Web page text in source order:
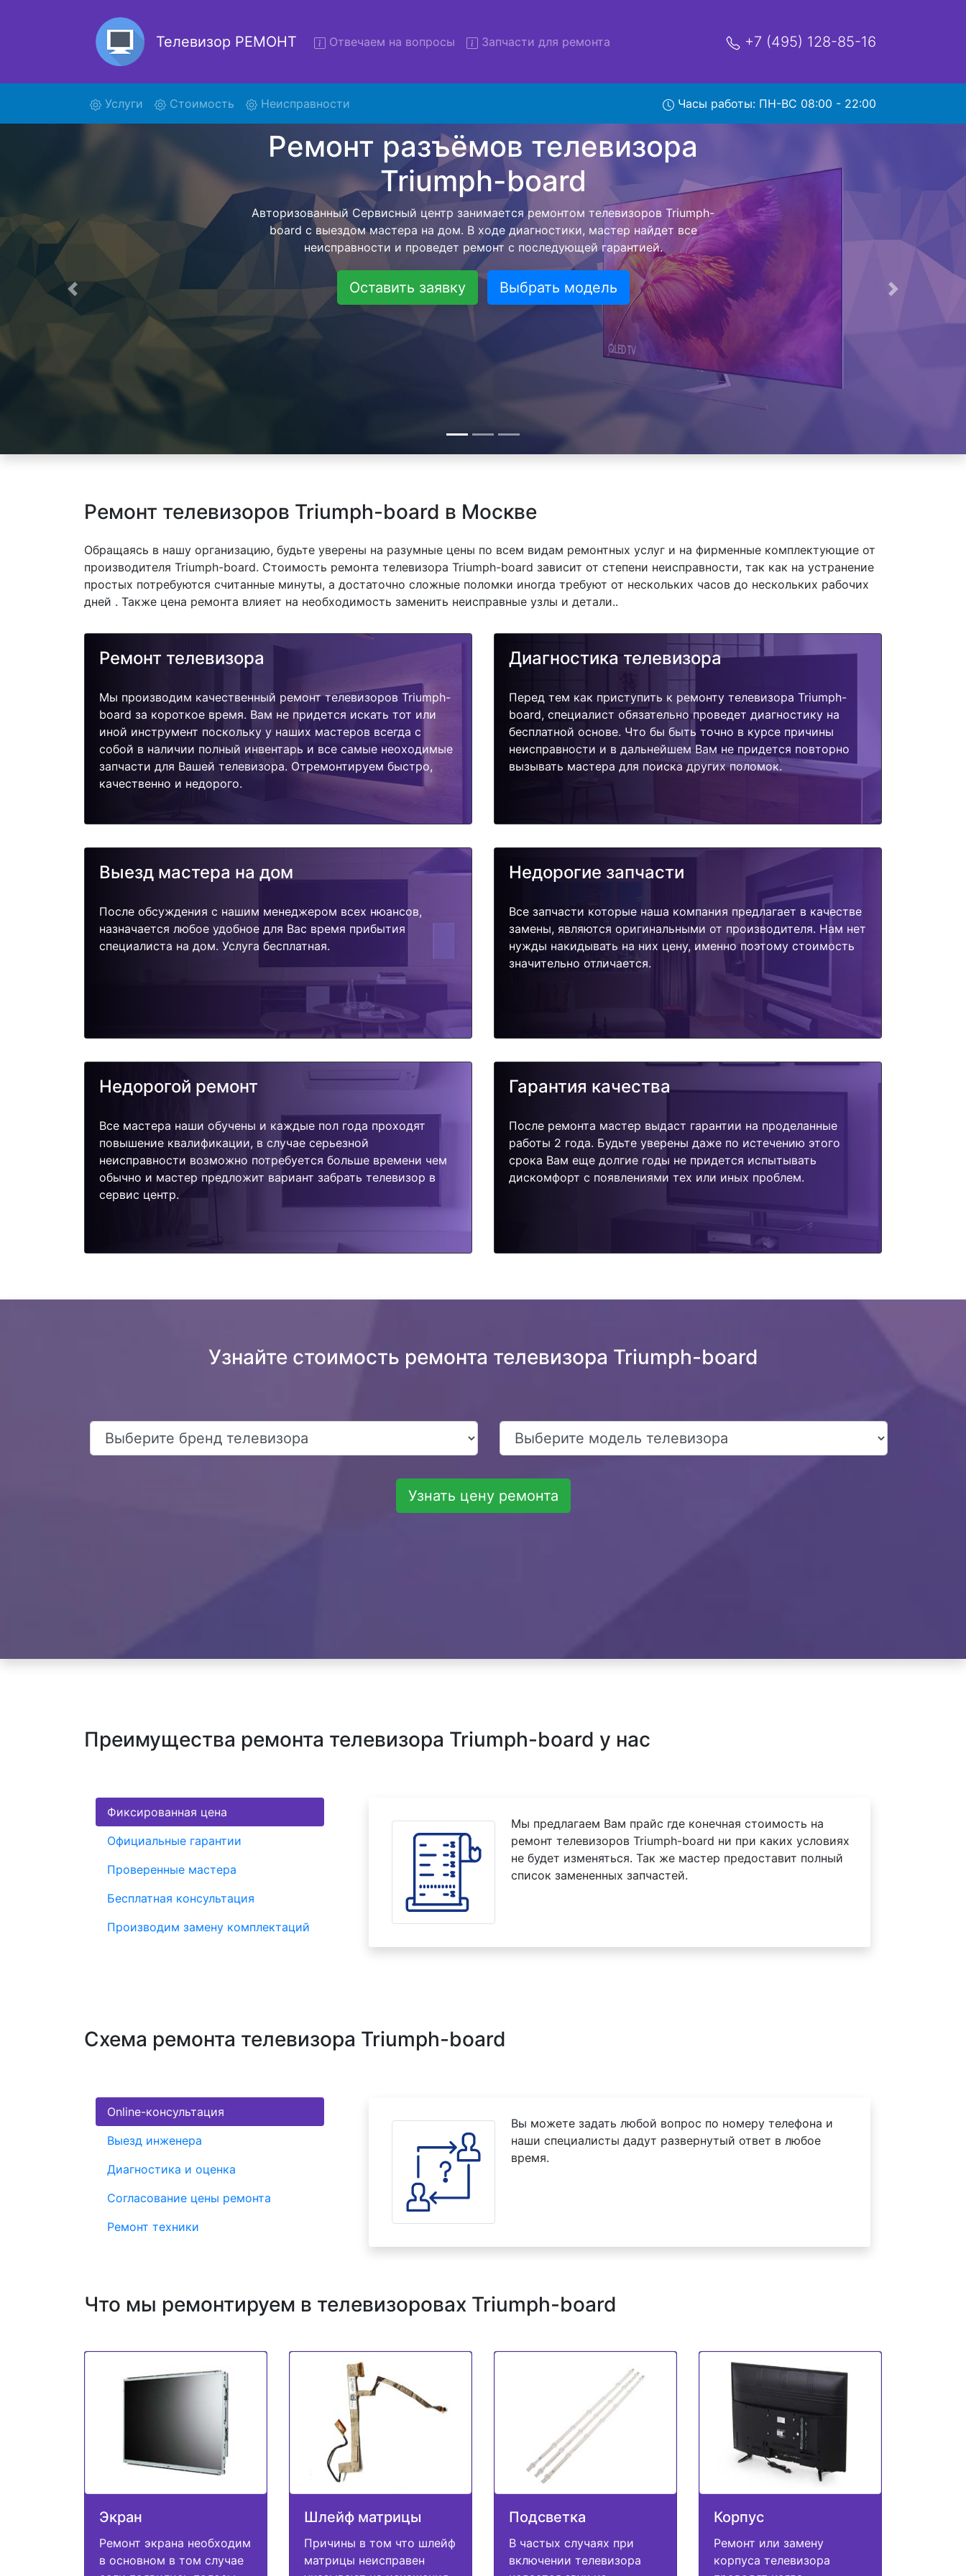
Телевизор РЕМОНТ Отвечаем на вопросы Запчасти для ремонта +7 (495) 128-85-16
Услуги (current)Стоимость Неисправности Часы работы: ПН-ВС 08:00 - 22:00
Ремонт телевизоров Triumph-board с
вывозом в сервис
Ремонт телевизоров Triumph-board с вывозом в сервисный центр и обратно - с
помощью нашей бесплатной услуги, специалист заберет Ваш телевизор для
дальнейшего более детального ремонта. Оговоренная стоимость ремонта
останется неизменно при возвращении видеотехники обратно.
Оставить заявку Выбрать модель
Предыдущая Следующая
Ремонт телевизоров Triumph-board в Москве
Обращаясь в нашу организацию, будьте уверены на разумные цены по всем видам ремонтных услуг и на фирменные комплектующие от
производителя Triumph-board. Стоимость ремонта телевизора Triumph-board зависит от степени неисправности, так как на устранение
простых потребуются считанные минуты, а достаточно сложные поломки иногда требуют от нескольких часов до нескольких рабочих
дней . Также цена ремонта влияет на необходимость заменить неисправные узлы и детали..
Ремонт телевизора
Мы производим качественный ремонт телевизоров Triumph-
board за короткое время. Вам не придется искать тот или
иной инструмент поскольку у наших мастеров всегда с
собой в наличии полный инвентарь и все самые неоходимые
запчасти для Вашей телевизора. Отремонтируем быстро,
качественно и недорого.
Диагностика телевизора
Перед тем как приступить к ремонту телевизора Triumph-
board, специалист обязательно проведет диагностику на
бесплатной основе. Что бы быть точно в курсе причины
неисправности и в дальнейшем Вам не придется повторно
вызывать мастера для поиска других поломок.
Выезд мастера на дом
После обсуждения с нашим менеджером всех нюансов,
назначается любое удобное для Вас время прибытия
специалиста на дом. Услуга бесплатная.
Недорогие запчасти
Все запчасти которые наша компания предлагает в качестве
замены, являются оригинальными от производителя. Нам нет
нужды накидывать на них цену, именно поэтому стоимость
значительно отличается.
Недорогой ремонт
Все мастера наши обучены и каждые пол года проходят
повышение квалификации, в случае серьезной
неисправности возможно потребуется больше времени чем
обычно и мастер предложит вариант забрать телевизор в
сервис центр.
Гарантия качества
После ремонта мастер выдаст гарантии на проделанные
работы 2 года. Будьте уверены даже по истечению этого
срока Вам еще долгие годы не придется испытывать
дискомфорт с появлениями тех или иных проблем.
Узнайте стоимость ремонта телевизора Triumph-board
Узнать цену ремонта
Преимущества ремонта телевизора Triumph-board у нас
Фиксированная цена
Официальные гарантии
Проверенные мастера
Бесплатная консультация
Производим замену комплектаций
Мы предлагаем Вам прайс где конечная стоимость на
ремонт телевизоров Triumph-board ни при каких условиях
не будет изменяться. Так же мастер предоставит полный
список замененных запчастей.
Схема ремонта телевизора Triumph-board
Online-консультация
Выезд инженера
Диагностика и оценка
Согласование цены ремонта
Ремонт техники
Вы можете задать любой вопрос по номеру телефона и
наши специалисты дадут развернутый ответ в любое
время.
Что мы ремонтируем в телевизоровах Triumph-board
Экран
Ремонт экрана необходим
в основном в том случае
Шлейф матрицы
Причины в том что шлейф
матрицы неисправен
Подсветка
В частых случаях при
включении телевизора
Корпус
Ремонт или замену
корпуса телевизора